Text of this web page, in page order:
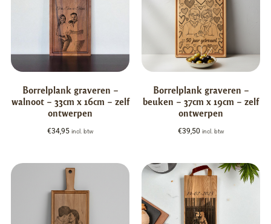
Borrelplank graveren –
walnoot – 33cm x 16cm – zelf
ontwerpen
€34,95 incl. btw
Borrelplank graveren –
beuken – 37cm x 19cm – zelf
ontwerpen
€39,50 incl. btw